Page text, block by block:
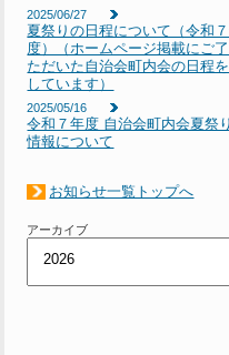
2025/06/27
夏祭りの日程について（令和
度）（ホームページ掲載にご
ただいた自治会町内会の日程
しています）
2025/05/16
令和７年度 自治会町内会夏祭
情報について
お知らせ一覧トップへ
アーカイブ